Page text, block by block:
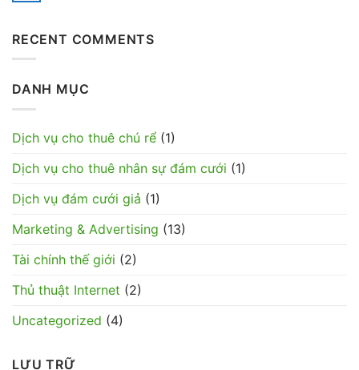
bán
IG
Tài
Khoản
Rẻ
Uy
ở
Bán
Hiện
Nay
RECENT COMMENTS
DANH MỤC
Dịch vụ cho thuê chú rể (1)
Dịch vụ cho thuê nhân sự đám cưới (1)
Dịch vụ đám cưới giả (1)
Marketing & Advertising (13)
Tài chính thế giới (2)
Thủ thuật Internet (2)
Uncategorized (4)
LƯU TRỮ